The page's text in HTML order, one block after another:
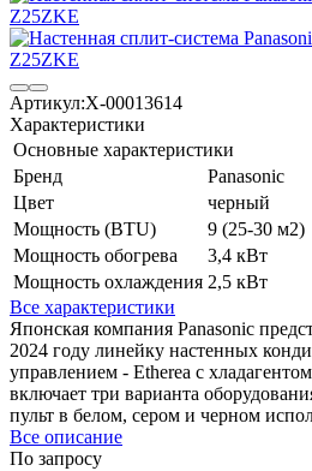
Артикул:X-00013614
Характеристики
Основные характеристики
Бренд
Panasonic
Цвет
черный
Мощность (BTU)
9 (25-30 м2)
Мощность обогрева
3,4 кВт
Мощность охлаждения 2,5 кВт
Все характеристики
Японская компания Panasonic
2024 году линейку настенных
управлением - Etherea с
включает три варианта
пульт в белом, сером и черном
Все описание
По запросу